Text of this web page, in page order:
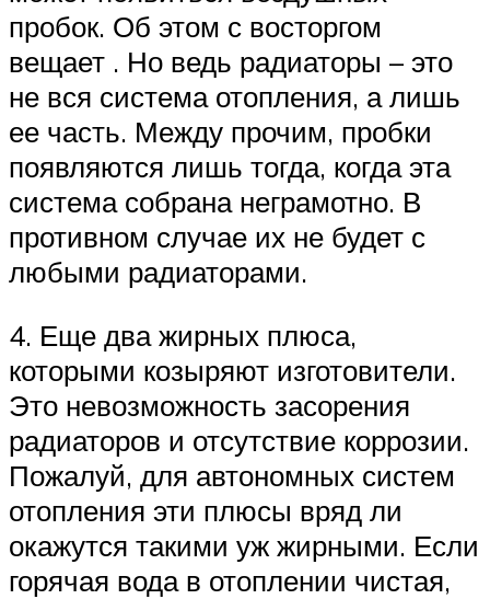
пробок. Об этом с восторгом
вещает . Но ведь радиаторы – это
не вся система отопления, а лишь
ее часть. Между прочим, пробки
появляются лишь тогда, когда эта
система собрана неграмотно. В
противном случае их не будет с
любыми радиаторами.
4. Еще два жирных плюса,
которыми козыряют изготовители.
Это невозможность засорения
радиаторов и отсутствие коррозии.
Пожалуй, для автономных систем
отопления эти плюсы вряд ли
окажутся такими уж жирными. Если
горячая вода в отоплении чистая,